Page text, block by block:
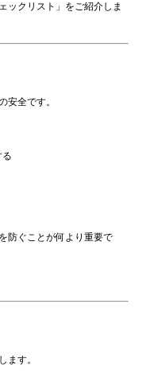
ックリスト」をご紹介しま
安全です。
防ぐことが何より重要で
ます。